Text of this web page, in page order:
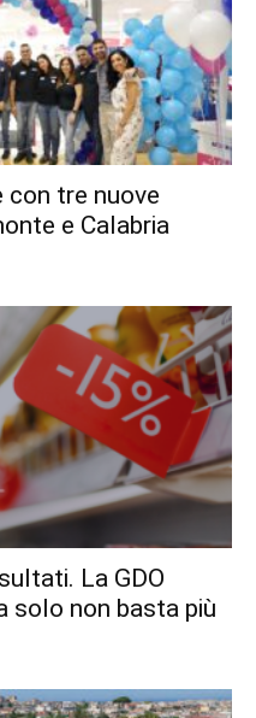
con tre nuove
e Calabria
La GDO
solo non basta più